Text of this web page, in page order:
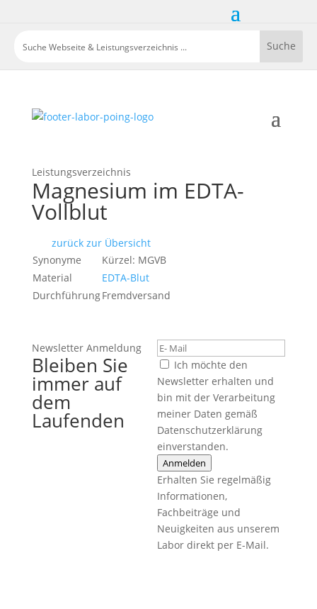
Leistungsverzeichnis
Magnesium im EDTA-
Vollblut
zurück zur Übersicht
Synonyme
Kürzel: MGVB
Material
EDTA-Blut
DurchführungFremdversand
Newsletter Anmeldung
Bleiben Sie
immer auf
dem
Laufenden
Ich möchte den
Newsletter erhalten und
bin mit der Verarbeitung
meiner Daten gemäß
Datenschutzerklärung
einverstanden.
Anmelden
Erhalten Sie regelmäßig
Informationen,
Fachbeiträge und
Neuigkeiten aus unserem
Labor direkt per E-Mail.